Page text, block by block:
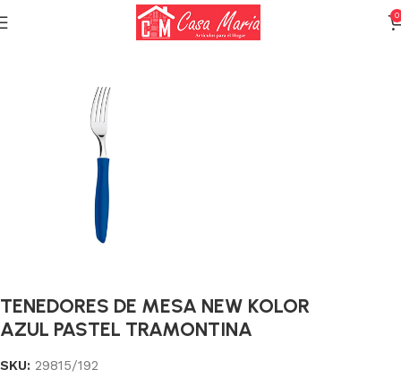
0
Cuchillería y Cubiertos Cubiertos
TENEDORES DE MESA NEW KOLOR
AZUL PASTEL TRAMONTINA
SKU: 29815/192